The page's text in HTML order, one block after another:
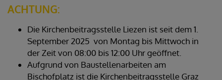
ACHTUNG:
Die Kirchenbeitragsstelle Liezen ist seit dem 1.
September 2025 von Montag bis Mittwoch in
der Zeit von 08:00 bis 12:00 Uhr geöffnet.
Aufgrund von Baustellenarbeiten am
Bischofplatz ist die Kirchenbeitragsstelle Graz